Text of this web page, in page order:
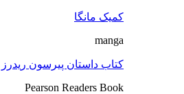
کمیک مانگا
manga
کتاب داستان پیرسون ریدرز
Pearson Readers Book